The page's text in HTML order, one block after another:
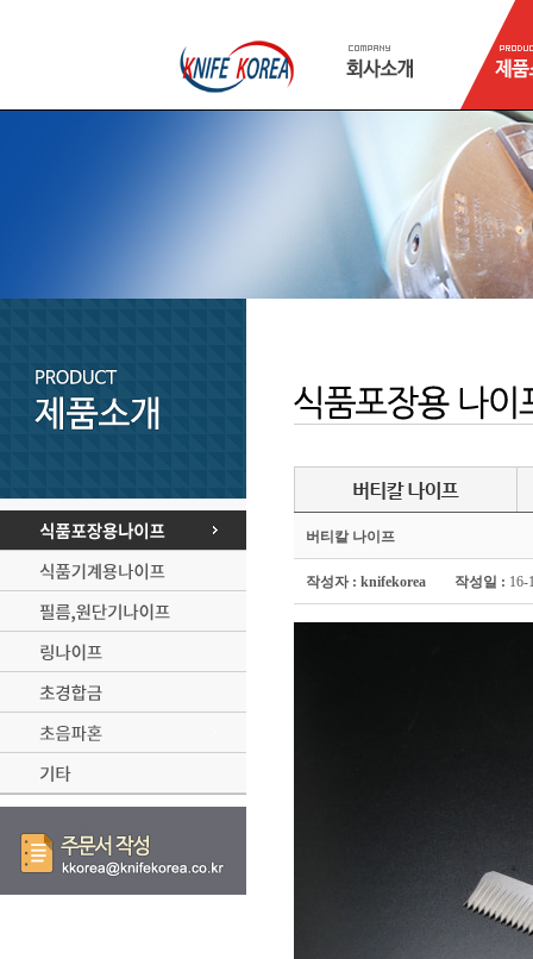
버티칼 나이프
작성자 : knifekorea 작성일 :